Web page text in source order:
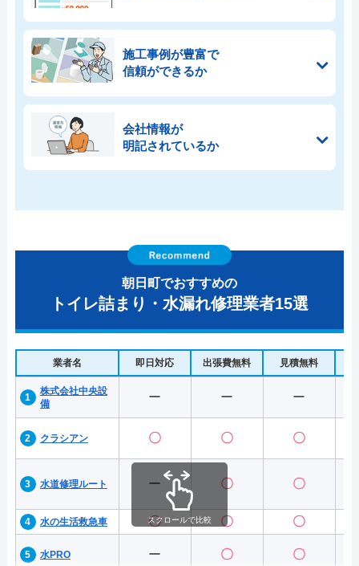
施工事例が豊富で
信頼ができるか
会社情報が
明記されているか
朝日町でおすすめの
トイレ詰まり・水漏れ修理業者15選
業者名 即日対応 出張費無料 見積無料
株式会社中央設
備
ー ー ー
クラシアン 〇 〇 〇
水道修理ルート ー 〇 〇
水の生活救急車 〇 〇 〇
水PRO ー 〇 〇
スクロールで比較